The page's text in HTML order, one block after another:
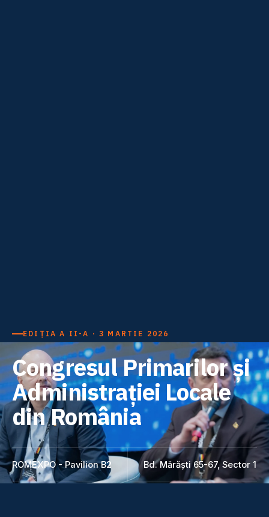
EDIȚIA A II-A · 3 MARTIE 2026
Congresul Primarilor și
Administrației Locale
din România
ROMEXPO - Pavilion B2 Bd. Mărăști 65-67, Sector 1